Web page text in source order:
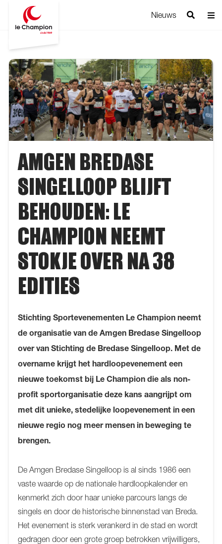
Nieuws
AMGEN BREDASE
SINGELLOOP BLIJFT
BEHOUDEN: LE
CHAMPION NEEMT
STOKJE OVER NA 38
EDITIES
Stichting Sportevenementen Le Champion neemt
de organisatie van de Amgen Bredase Singelloop
over van Stichting de Bredase Singelloop. Met de
overname krijgt het hardloopevenement een
nieuwe toekomst bij Le Champion die als non-
profit sportorganisatie deze kans aangrijpt om
met dit unieke, stedelijke loopevenement in een
nieuwe regio nog meer mensen in beweging te
brengen.
De Amgen Bredase Singelloop is al sinds 1986 een
vaste waarde op de nationale hardloopkalender en
kenmerkt zich door haar unieke parcours langs de
singels en door de historische binnenstad van Breda.
Het evenement is sterk verankerd in de stad en wordt
gedragen door een grote groep betrokken vrijwilligers,